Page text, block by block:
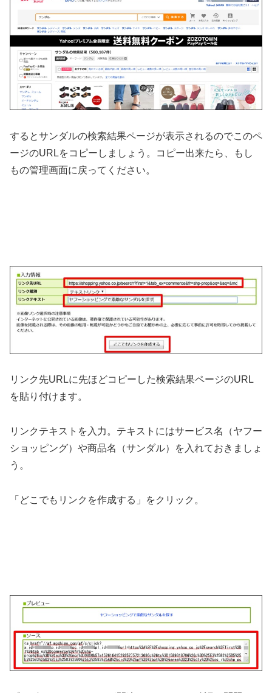
するとサンダルの検索結果ページが表示されるのでこのペ
ージのURLをコピーしましょう。コピー出来たら、もし
もの管理画面に戻ってください。
リンク先URLに先ほどコピーした検索結果ページのURL
を貼り付けます。
リンクテキストを入力。テキストにはサービス名（ヤフー
ショッピング）や商品名（サンダル）を入れておきましょ
う。
「どこでもリンクを作成する」をクリック。